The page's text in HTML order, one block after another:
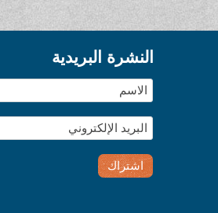
النشرة البريدية